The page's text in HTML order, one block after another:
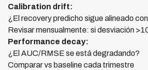
Calibration drift:
¿El recovery predicho sigue alineado
Revisar mensualmente: si desviación
Performance decay:
¿El AUC/RMSE se está degradando?
Comparar vs baseline cada trimestre